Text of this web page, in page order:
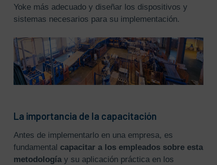
Yoke más adecuado y diseñar los dispositivos y
sistemas necesarios para su implementación.
La importancia de la capacitación
Antes de implementarlo en una empresa, es
fundamental capacitar a los empleados sobre esta
metodologíay su aplicación práctica en los